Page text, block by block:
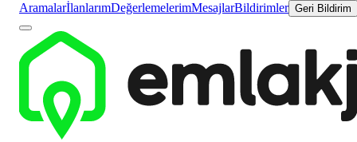
AramalarİlanlarımDeğerlemelerimMesajlarBildirimler Geri Bildirim